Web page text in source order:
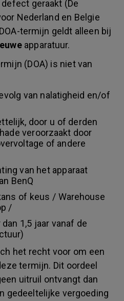
geraakt (De
Nederland en Belgie
termijn geldt alleen bij
apparatuur.
(DOA) is niet van
van nalatigheid en/of
door u of derden
veroorzaakt door
of andere
van het apparaat
BenQ
of keus / Warehouse
/
1,5 jaar vanaf de
het recht voor om een
termijn. Dit oordeel
uitruil ontvangt dan
gedeeltelijke vergoeding